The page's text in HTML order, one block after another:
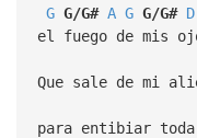
G G/G# A G G/G# D
el fuego de mis
Que sale de mi
para entibiar